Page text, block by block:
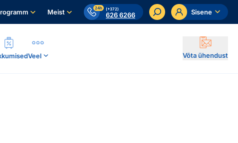
Meist 24h (+372)
626 6266 Sisene
Veel Võta ühendust